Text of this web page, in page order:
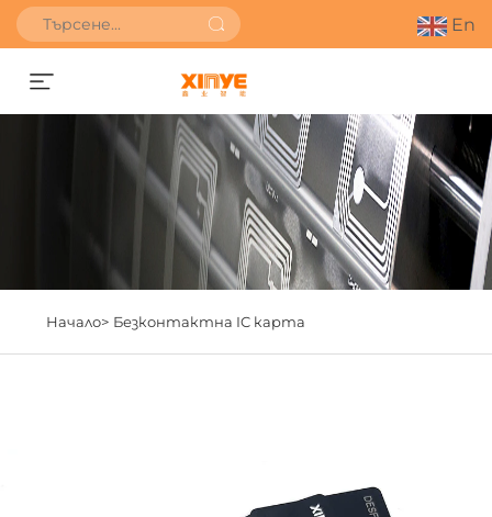
En
Получете оферта
Начало> Безконтактна IC карта